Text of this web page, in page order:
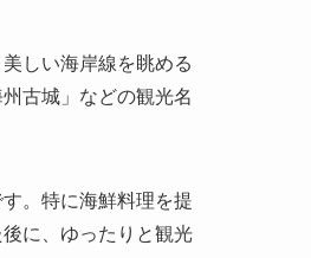
しい海岸線を眺める
古城」などの観光名
。特に海鮮料理を提
に、ゆったりと観光